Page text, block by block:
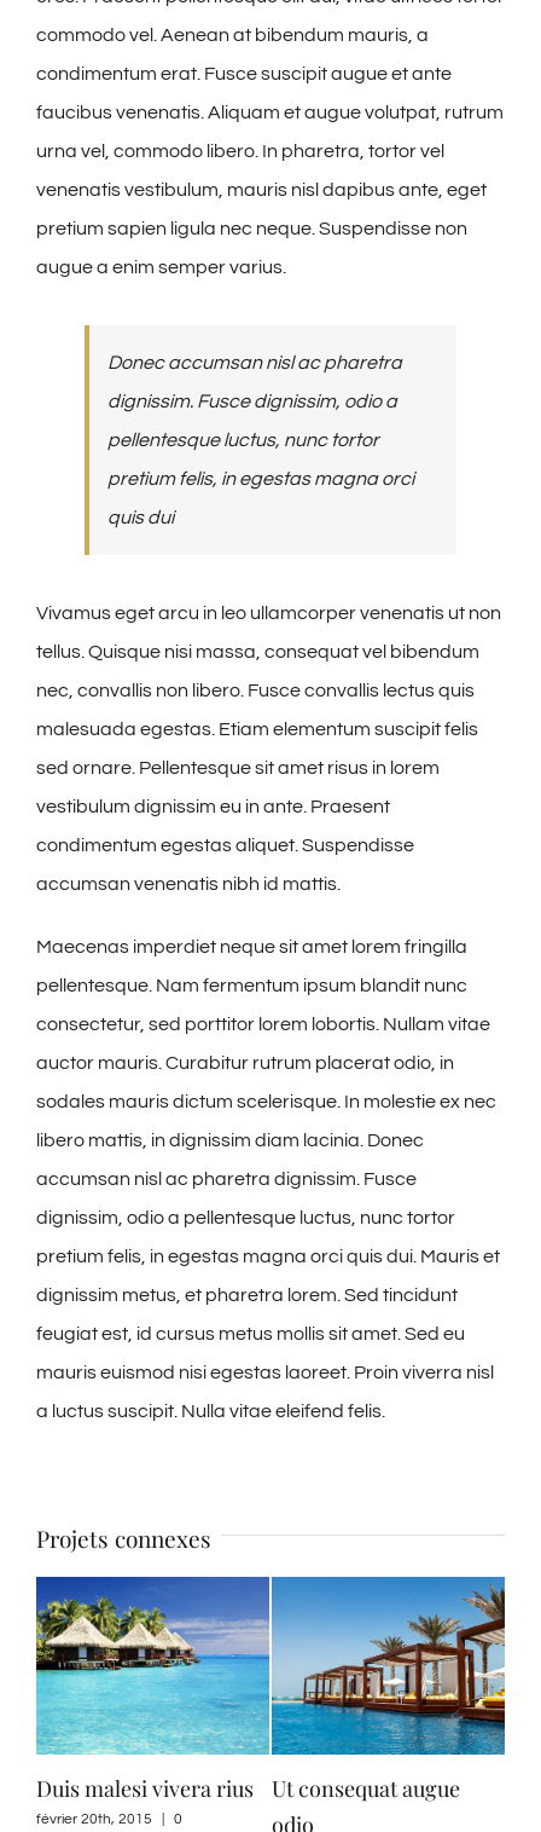
commodo vel. Aenean at bibendum mauris, a
condimentum erat. Fusce suscipit augue et ante
faucibus venenatis. Aliquam et augue volutpat, rutrum
urna vel, commodo libero. In pharetra, tortor vel
venenatis vestibulum, mauris nisl dapibus ante, eget
pretium sapien ligula nec neque. Suspendisse non
augue a enim semper varius.
Donec accumsan nisl ac pharetra
dignissim. Fusce dignissim, odio a
pellentesque luctus, nunc tortor
pretium felis, in egestas magna orci
quis dui
Vivamus eget arcu in leo ullamcorper venenatis ut non
tellus. Quisque nisi massa, consequat vel bibendum
nec, convallis non libero. Fusce convallis lectus quis
malesuada egestas. Etiam elementum suscipit felis
sed ornare. Pellentesque sit amet risus in lorem
vestibulum dignissim eu in ante. Praesent
condimentum egestas aliquet. Suspendisse
accumsan venenatis nibh id mattis.
Maecenas imperdiet neque sit amet lorem fringilla
pellentesque. Nam fermentum ipsum blandit nunc
consectetur, sed porttitor lorem lobortis. Nullam vitae
auctor mauris. Curabitur rutrum placerat odio, in
sodales mauris dictum scelerisque. In molestie ex nec
libero mattis, in dignissim diam lacinia. Donec
accumsan nisl ac pharetra dignissim. Fusce
dignissim, odio a pellentesque luctus, nunc tortor
pretium felis, in egestas magna orci quis dui. Mauris et
dignissim metus, et pharetra lorem. Sed tincidunt
feugiat est, id cursus metus mollis sit amet. Sed eu
mauris euismod nisi egestas laoreet. Proin viverra nisl
a luctus suscipit. Nulla vitae eleifend felis.
Projets connexes
Nullam non augue eget
février 20th, 2015
Sed ut perspiciatis
mai 21st, 2015